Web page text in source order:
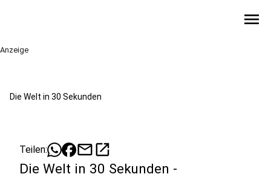
menu
Anzeige
Die Welt in 30 Sekunden
Teilen: mailopen_in_new
Die Welt in 30 Sekunden -